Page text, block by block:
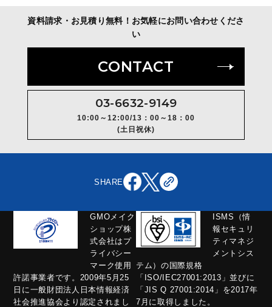
資料請求・お見積り無料！お気軽にお問い合わせくださ
い
CONTACT
03-6632-9149
10:00～12:00/13：00～18：00
(土日祝休)
SHARE
GMOメイク
ショップ株
式会社はプ
ライバシー
マーク使用
許諾事業者です。2009年5月25
日に一般財団法人日本情報経済
社会推進協会より認定されまし
ISMS（情
報セキュリ
ティマネジ
メントシス
テム）の国際規格
「ISO/IEC27001:2013」並びに
「JIS Q 27001:2014」を2017年
7月に取得しました。